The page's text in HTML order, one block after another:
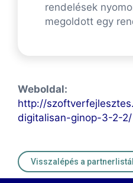
rendelések
megoldott egy
Weboldal:
http://
digitalisan-ginop-3-2-2/
Visszalépés a